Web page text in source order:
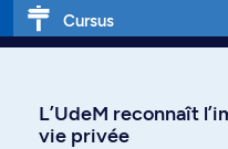
Cursus
L’UdeM reconnaît
vie privée